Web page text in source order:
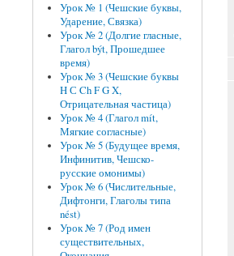
Урок № 1 (Чешские буквы,
Ударение, Связка)
Урок № 2 (Долгие гласные,
Глагол být, Прошедшее
время)
Урок № 3 (Чешские буквы
H С Ch F G X,
Отрицательная частица)
Урок № 4 (Глагол mít,
Мягкие согласные)
Урок № 5 (Будущее время,
Инфинитив, Чешско-
русские омонимы)
Урок № 6 (Числительные,
Дифтонги, Глаголы типа
nést)
Урок № 7 (Род имен
существительных,